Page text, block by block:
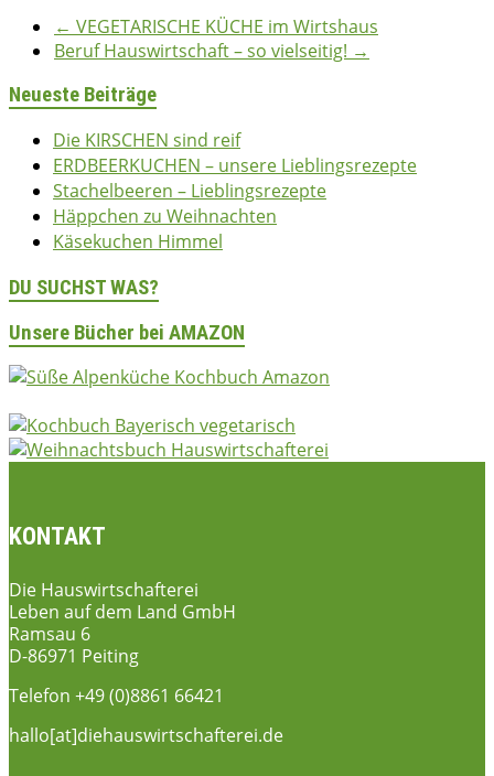
← VEGETARISCHE KÜCHE im Wirtshaus
Beruf Hauswirtschaft – so vielseitig! →
Neueste Beiträge
Die KIRSCHEN sind reif
ERDBEERKUCHEN – unsere Lieblingsrezepte
Stachelbeeren – Lieblingsrezepte
Häppchen zu Weihnachten
Käsekuchen Himmel
DU SUCHST WAS?
Unsere Bücher bei AMAZON
KONTAKT
Die Hauswirtschafterei
Leben auf dem Land GmbH
Ramsau 6
D-86971 Peiting
Telefon +49 (0)8861 66421
hallo[at]diehauswirtschafterei.de